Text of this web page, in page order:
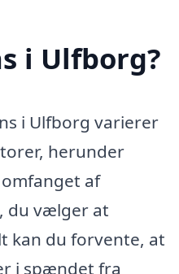
i Ulfborg?
i Ulfborg varierer
herunder
af
du vælger at
kan du forvente, at
i spændet fra